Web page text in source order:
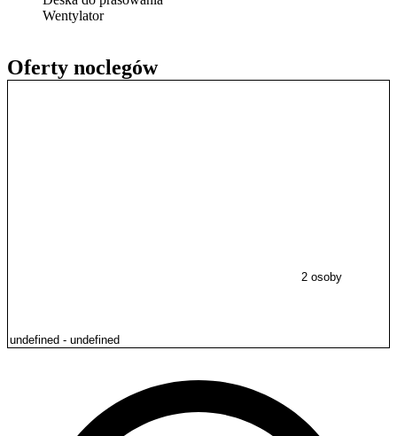
Oferty noclegów
2 osoby
Wentylator